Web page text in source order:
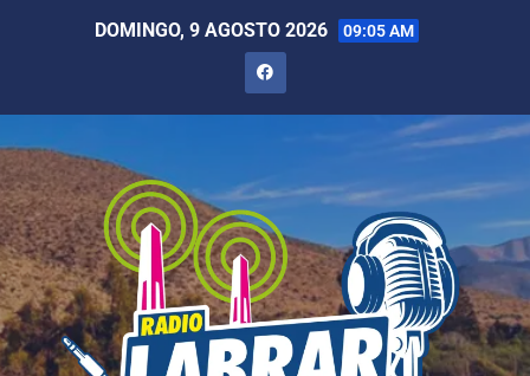
DOMINGO, 9 AGOSTO 2026 09:05 AM